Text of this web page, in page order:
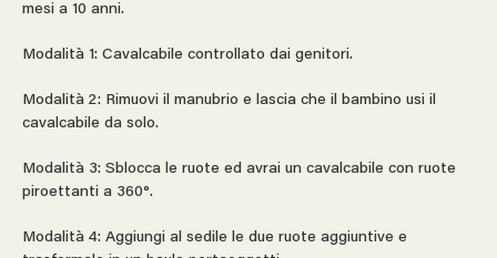
mesi a 10 anni.
Modalità 1: Cavalcabile controllato dai genitori.
Modalità 2: Rimuovi il manubrio e lascia che il bambino usi il
cavalcabile da solo.
Modalità 3: Sblocca le ruote ed avrai un cavalcabile con ruote
piroettanti a 360°.
Modalità 4: Aggiungi al sedile le due ruote aggiuntive e